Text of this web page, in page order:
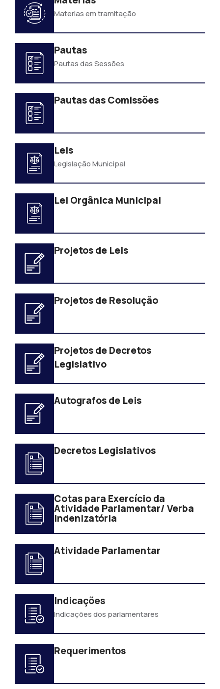
Materias em tramitação
Pautas
Pautas das Sessões
Pautas das Comissões
Leis
Legislação Municipal
Lei Orgânica Municipal
Projetos de Leis
Projetos de Resolução
Projetos de Decretos
Legislativo
Autografos de Leis
Decretos Legislativos
Cotas para Exercício da
Atividade Parlamentar/ Verba
Indenizatória
Atividade Parlamentar
Indicações
Indicações dos parlamentares
Requerimentos